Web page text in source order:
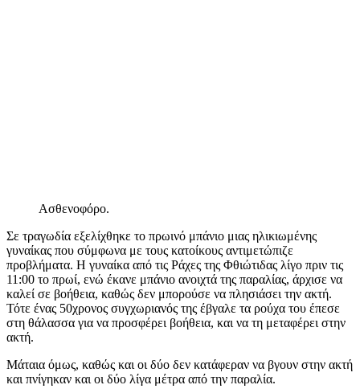
Ασθενοφόρο.
Σε τραγωδία εξελίχθηκε το πρωινό μπάνιο μιας ηλικιωμένης
γυναίκας που σύμφωνα με τους κατοίκους αντιμετώπιζε
προβλήματα. Η γυναίκα από τις Ράχες της Φθιώτιδας λίγο πριν τις
11:00 το πρωί, ενώ έκανε μπάνιο ανοιχτά της παραλίας, άρχισε να
καλεί σε βοήθεια, καθώς δεν μπορούσε να πλησιάσει την ακτή.
Τότε ένας 50χρονος συγχωριανός της έβγαλε τα ρούχα του έπεσε
στη θάλασσα για να προσφέρει βοήθεια, και να τη μεταφέρει στην
ακτή.
Μάταια όμως, καθώς και οι δύο δεν κατάφεραν να βγουν στην ακτή
και πνίγηκαν και οι δύο λίγα μέτρα από την παραλία.